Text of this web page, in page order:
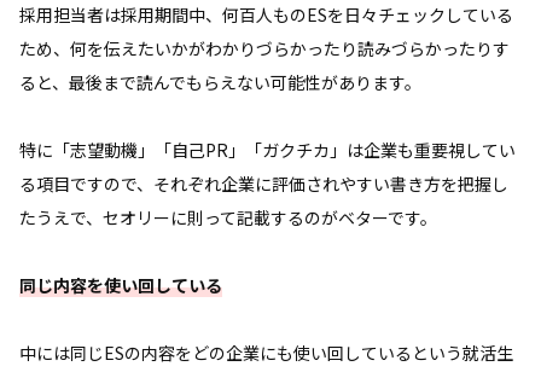
採用担当者は採用期間中、何百人ものESを日々チェックしている
ため、何を伝えたいかがわかりづらかったり読みづらかったりす
ると、最後まで読んでもらえない可能性があります。
特に「志望動機」「自己PR」「ガクチカ」は企業も重要視してい
る項目ですので、それぞれ企業に評価されやすい書き方を把握し
たうえで、セオリーに則って記載するのがベターです。
同じ内容を使い回している
中には同じESの内容をどの企業にも使い回しているという就活生